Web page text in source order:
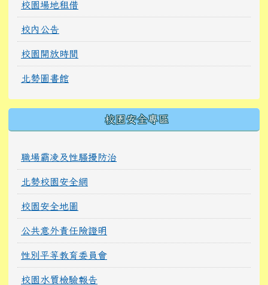
校園場地租借
校內公告
校園開放時間
北勢圖書館
校園安全專區
職場霸凌及性騷擾防治
北勢校園安全網
校園安全地圖
公共意外責任險證明
性別平等教育委員會
校園水質檢驗報告